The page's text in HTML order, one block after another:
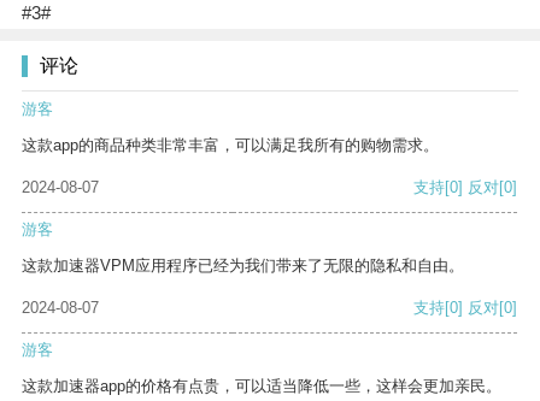
#3#
评论
游客
这款app的商品种类非常丰富，可以满足我所有的购物需求。
2024-08-07 支持[0] 反对[0]
游客
这款加速器VPM应用程序已经为我们带来了无限的隐私和自由。
2024-08-07 支持[0] 反对[0]
游客
这款加速器app的价格有点贵，可以适当降低一些，这样会更加亲民。